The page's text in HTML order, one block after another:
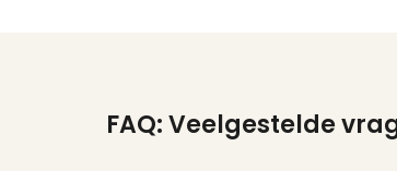
FAQ: Veelgestelde